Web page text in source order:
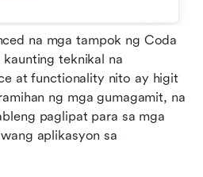
na mga tampok ng Coda
kaunting teknikal na
at functionality nito ay higit
ng mga gumagamit, na
paglipat para sa mga
aplikasyon sa